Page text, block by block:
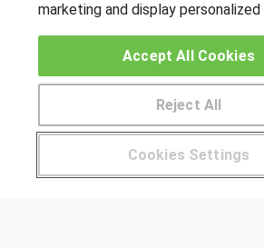
Pide más información
¿Tienes alguna
Muro de los idiomas
CENTROS DE FORMACIÓN
Publicar cursos
marketing and display personalized
Cookies Settings
Reject All
Accept All Cookies